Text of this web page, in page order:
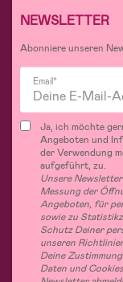
NEWSLETTER
Abonniere unseren
Email*
Ja, ich möchte
Angeboten und
der Verwendung
aufgeführt, zu.
Unsere
Messung der
Angeboten, für
sowie zu
Schutz Deiner
unseren
Deine
Daten und